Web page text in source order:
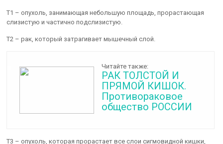
T1 – опухоль, занимающая небольшую площадь, прорастающая
слизистую и частично подслизистую.
Т2 – рак, который затрагивает мышечный слой.
Читайте также:
РАК ТОЛСТОЙ И
ПРЯМОЙ КИШОК.
Противораковое
общество РОССИИ
Т3 – опухоль, которая прорастает все слои сигмовидной кишки,